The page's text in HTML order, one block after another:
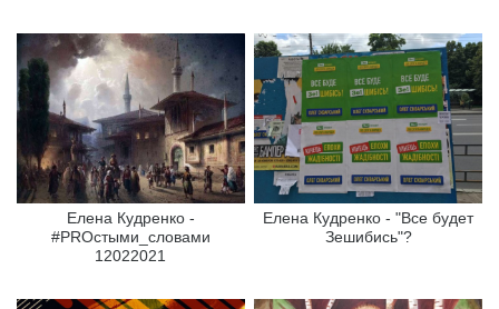
Елена Кудренко -
#PROстыми_словами
12022021
Елена Кудренко - "Все будет
Зешибись"?